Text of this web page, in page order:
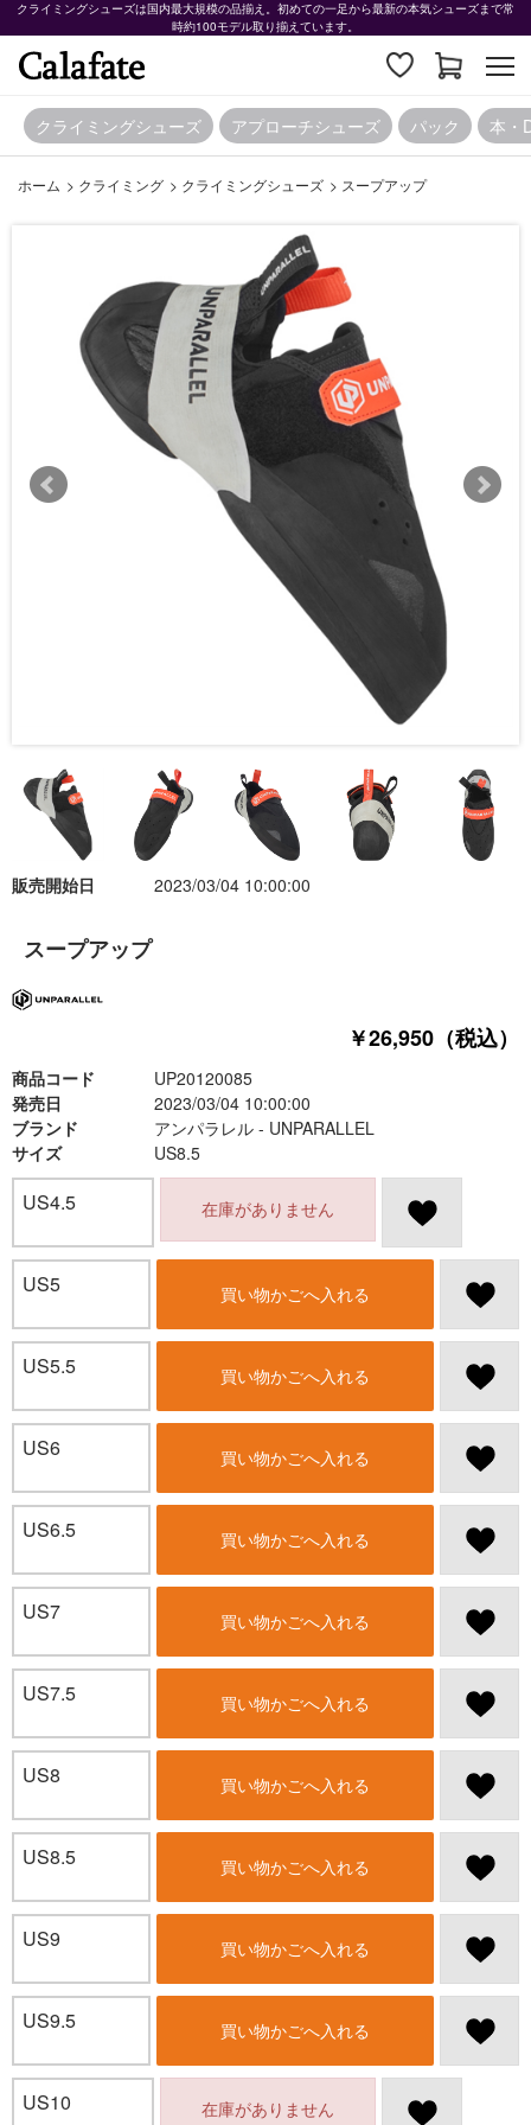
クライミングシューズは国内最大規模の品揃え。初めての一足から最新の本気シューズまで常
時約100モデル取り揃えています。
クライミングシューズ アプローチシューズ パック 本・
ホーム > クライミング > クライミングシューズ > スープアップ
スープアップ
￥26,950（税込）
商品コード
UP20120085
発売日
2023/03/04 10:00:00
販売開始日 2023/03/04 10:00:00
ブランド
アンパラレル - UNPARALLEL
サイズ
US8.5
US4.5 在庫がありません
US5 買い物かごへ入れる
US5.5 買い物かごへ入れる
US6 買い物かごへ入れる
US6.5 買い物かごへ入れる
US7 買い物かごへ入れる
US7.5 買い物かごへ入れる
US8 買い物かごへ入れる
US8.5 買い物かごへ入れる
US9 買い物かごへ入れる
US9.5 買い物かごへ入れる
US10 在庫がありません